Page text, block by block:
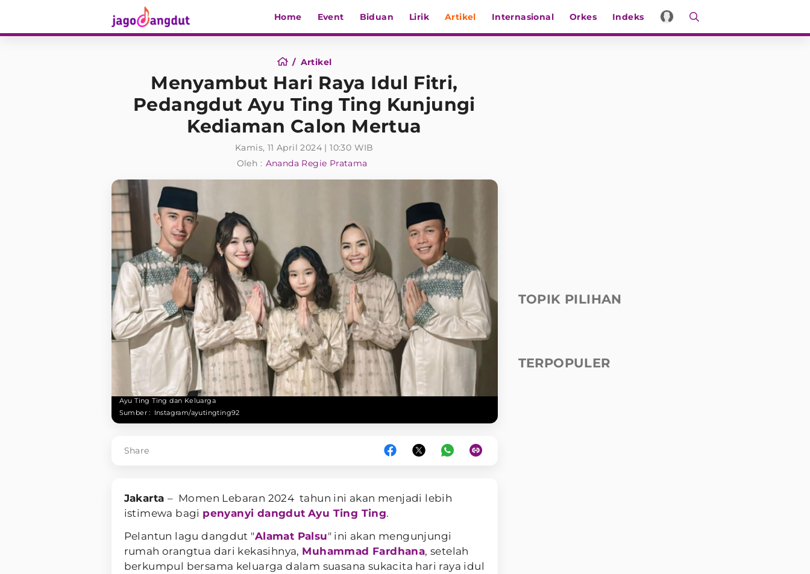
Home Event Biduan Lirik Artikel Internasional Orkes Indeks
Artikel
Menyambut Hari Raya Idul Fitri,
Pedangdut Ayu Ting Ting Kunjungi
Kediaman Calon Mertua
Kamis, 11 April 2024 | 10:30 WIB
Oleh : Ananda Regie Pratama
Ayu Ting Ting dan Keluarga
Sumber : Instagram/ayutingting92
Share
Jakarta – Momen Lebaran 2024 tahun ini akan menjadi lebih
istimewa bagi penyanyi dangdut Ayu Ting Ting.
Pelantun lagu dangdut "Alamat Palsu" ini akan mengunjungi
rumah orangtua dari kekasihnya, Muhammad Fardhana, setelah
berkumpul bersama keluarga dalam suasana sukacita hari raya idul
TOPIK PILIHAN
TERPOPULER